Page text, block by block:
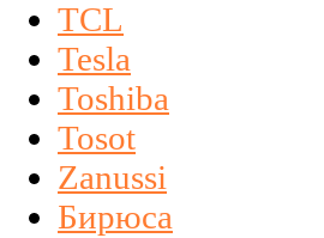
TCL
Tesla
Toshiba
Tosot
Zanussi
Бирюса